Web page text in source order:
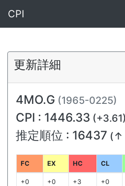
CPI
更新詳細
4MO.G (1965-0225)
CPI : 1446.33 (+3.61)
推定順位 : 16437 (↑
FC EX HC CL
+0 +0 +3 +0